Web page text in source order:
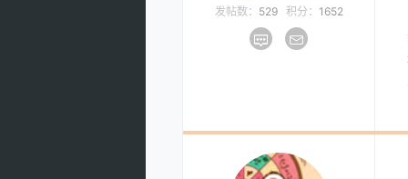
发帖数： 529 积分： 1652